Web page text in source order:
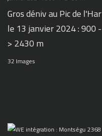
Gros déniv au Pic de l'Har
le 13 janvier 2024 : 900 -
> 2430 m
32 Images